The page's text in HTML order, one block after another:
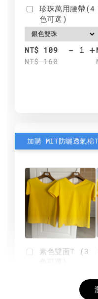
珍珠萬用腰帶(4
色可選)
NT$ 109
NT$ 160
- +
素色雙面T (3
+